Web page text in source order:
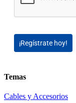
¡Regístrate hoy!
Temas
Cables y Accesorios